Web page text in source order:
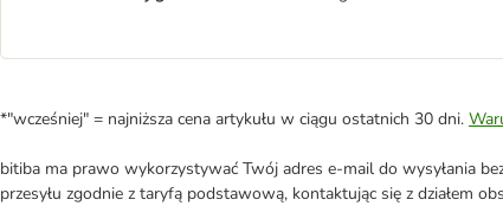
*"wcześniej" = najniższa cena artykułu w ciągu ostatnich 30 dni.
bitiba ma prawo wykorzystywać Twój adres e-mail do wysyłania
przesyłu zgodnie z taryfą podstawową, kontaktując się z działem